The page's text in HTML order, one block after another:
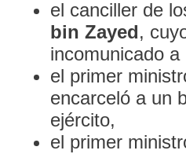
el canciller de
bin Zayed,
incomunicado
el primer
encarceló a un
ejército,
el primer